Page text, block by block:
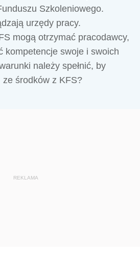
Szkoleniowego.
urzędy pracy.
mogą otrzymać pracodawcy,
kompetencje swoje i swoich
należy spełnić, by
środków z KFS?
REKLAMA